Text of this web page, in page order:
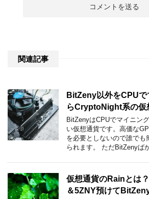
関連記事
BitZeny以外をCPU
らCryptoNight系の仮
BitZenyはCPUでマイニン
い仮想通貨です。高価な
を必要としないので誰でも
られます。 ただBitZenyば
仮想通貨のRainとは
＆5ZNY預けて